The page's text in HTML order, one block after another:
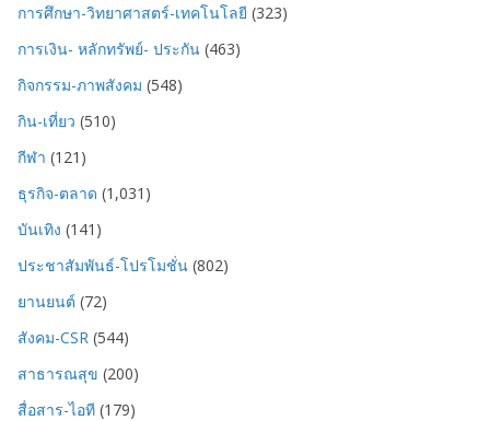
การศึกษา-วิทยาศาสตร์-เทคโนโลยี (323)
การเงิน- หลักทรัพย์- ประกัน (463)
กิจกรรม-ภาพสังคม (548)
กิน-เที่ยว (510)
กีฬา (121)
ธุรกิจ-ตลาด (1,031)
บันเทิง (141)
ประชาสัมพันธ์-โปรโมชั่น (802)
ยานยนต์ (72)
สังคม-CSR (544)
สาธารณสุข (200)
สื่อสาร-ไอที (179)